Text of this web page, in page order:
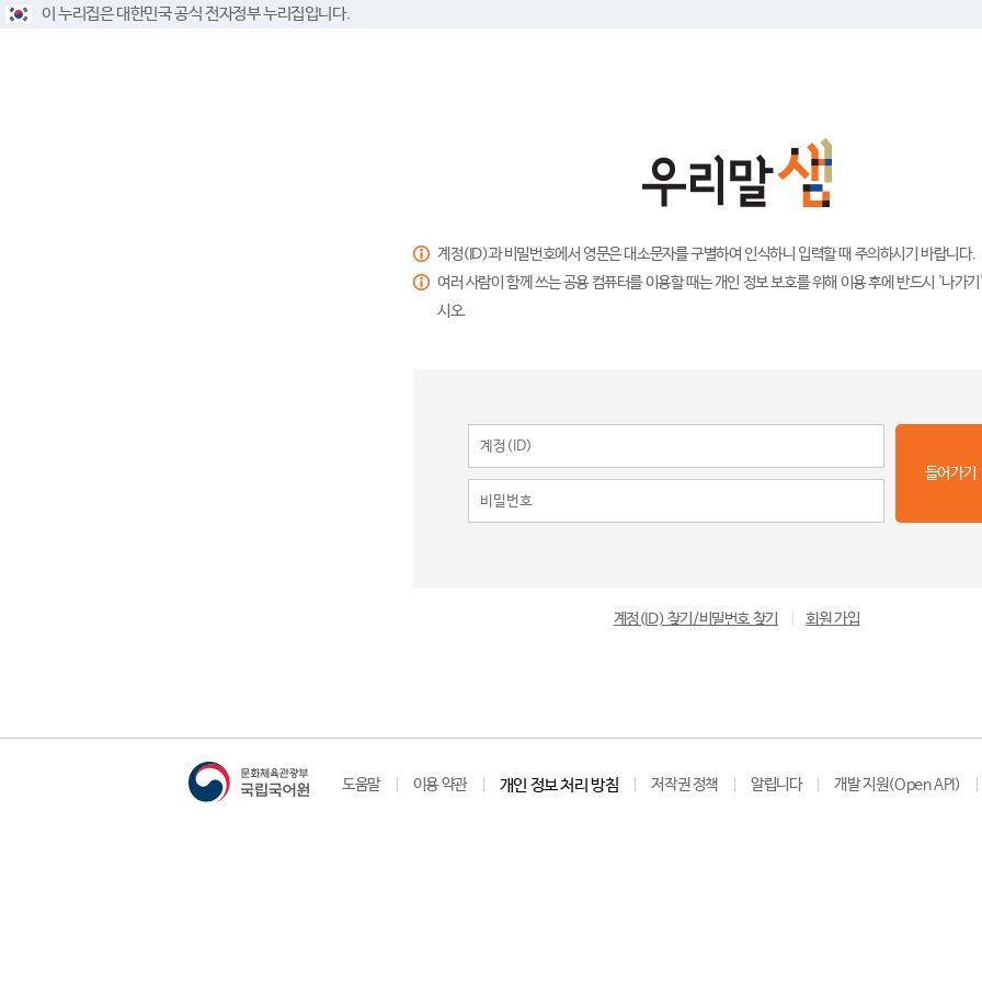
이 누리집은 대한민국 공식 전자정부 누리집입니다.
계정(ID)과 비밀번호에서 영문은 대소문자를 구별하여 인식하니 입력할 때 주의하시기 바랍니다.
여러 사람이 함께 쓰는 공용 컴퓨터를 이용할 때는 개인 정보 보호를 위해 이용 후에 반드시 '나가
시오.
들어가기
계정(ID) 찾기/비밀번호 찾기 회원 가입
도움말 이용 약관 개인 정보 처리 방침 저작권 정책 알립니다 개발 지원(Open API)